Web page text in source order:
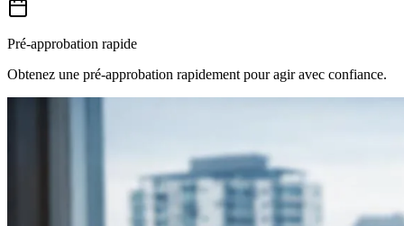
Pré-approbation rapide
Obtenez une pré-approbation rapidement pour agir avec confiance.